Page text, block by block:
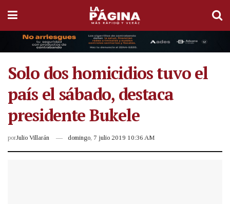
Solo dos homicidios tuvo el
país el sábado, destaca
presidente Bukele
porJulio Villarán domingo, 7 julio 2019 10:36 AM